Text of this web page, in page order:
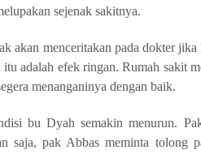
sejenak sakitnya.
akan menceritakan pada dokter
adalah efek ringan. Rumah sakit
menanganinya dengan baik.
bu Dyah semakin menurun.
saja, pak Abbas meminta tolong